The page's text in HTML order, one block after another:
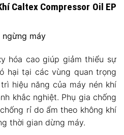
Caltex Compressor Oil EP
máy
hóa cao giúp giảm thiểu sự
hại tại các vùng quan trọng
hiệu năng của máy nén khí
khắc nghiệt. Phụ gia chống
rỉ do ẩm theo không khí
thời gian dừng máy.